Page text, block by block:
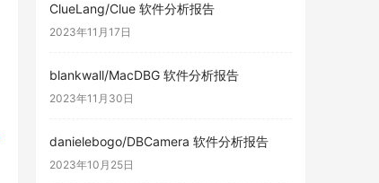
ClueLang/Clue 软件分析报告
2023年11月17日
blankwall/MacDBG 软件分析报告
2023年11月30日
danielebogo/DBCamera 软件分析报告
2023年10月25日